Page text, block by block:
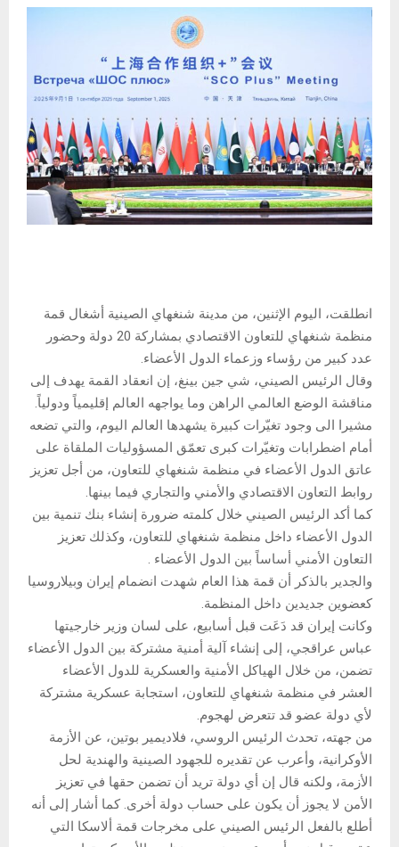
انطلقت، اليوم الإثنين، من مدينة شنغهاي الصينية أشغال قمة
منظمة شنغهاي للتعاون الاقتصادي بمشاركة 20 دولة وحضور
عدد كبير من رؤساء وزعماء الدول الأعضاء.
وقال الرئيس الصيني، شي جين بينغ، إن انعقاد القمة يهدف إلى
مناقشة الوضع العالمي الراهن وما يواجهه العالم إقليمياً ودولياً.
مشيرا الى وجود تغيّرات كبيرة يشهدها العالم اليوم، والتي تضعه
أمام اضطرابات وتغيّرات كبرى تعمّق المسؤوليات الملقاة على
عاتق الدول الأعضاء في منظمة شنغهاي للتعاون، من أجل تعزيز
روابط التعاون الاقتصادي والأمني والتجاري فيما بينها.
كما أكد الرئيس الصيني خلال كلمته ضرورة إنشاء بنك تنمية بين
الدول الأعضاء داخل منظمة شنغهاي للتعاون، وكذلك تعزيز
التعاون الأمني أساساً بين الدول الأعضاء .
والجدير بالذكر أن قمة هذا العام شهدت انضمام إيران وبيلاروسيا
كعضوين جديدين داخل المنظمة.
وكانت إيران قد دَعَت قبل أسابيع، على لسان وزير خارجيتها
عباس عراقجي، إلى إنشاء آلية أمنية مشتركة بين الدول الأعضاء
تضمن، من خلال الهياكل الأمنية والعسكرية للدول الأعضاء
العشر في منظمة شنغهاي للتعاون، استجابة عسكرية مشتركة
لأي دولة عضو قد تتعرض لهجوم.
من جهته، تحدث الرئيس الروسي، فلاديمير بوتين، عن الأزمة
الأوكرانية، وأعرب عن تقديره للجهود الصينية والهندية لحل
الأزمة، ولكنه قال إن أي دولة تريد أن تضمن حقها في تعزيز
الأمن لا يجوز أن يكون على حساب دولة أخرى. كما أشار إلى أنه
أطلع بالفعل الرئيس الصيني على مخرجات قمة ألاسكا التي